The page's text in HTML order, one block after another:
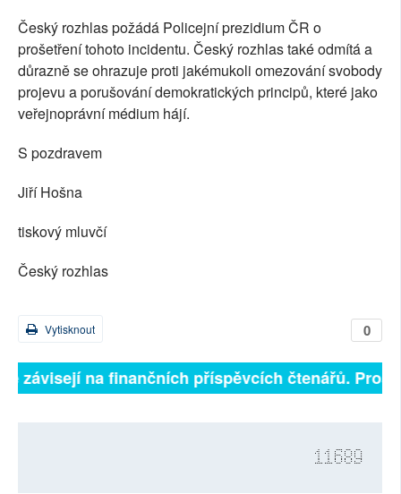
Český rozhlas požádá Policejní prezidium ČR o
prošetření tohoto incidentu. Český rozhlas také odmítá a
důrazně se ohrazuje proti jakémukoli omezování svobody
projevu a porušování demokratických principů, které jako
veřejnoprávní médium hájí.
S pozdravem
Jiří Hošna
tiskový mluvčí
Český rozhlas
0
Vytisknout
závisejí na finančních příspěvcích čtenářů.
11689